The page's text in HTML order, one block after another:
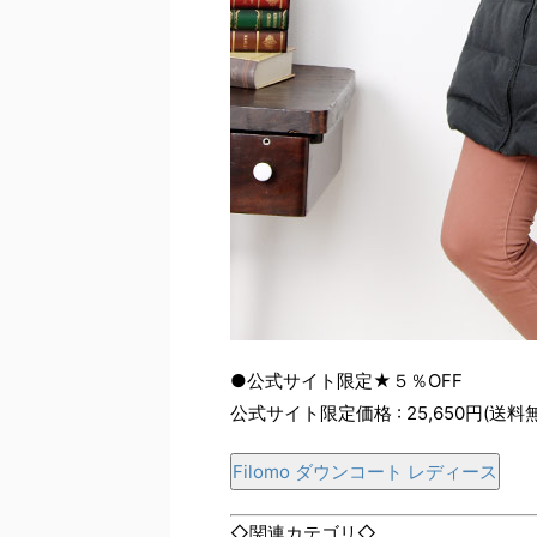
●公式サイト限定★５％OFF
公式サイト限定価格 : 25,650円(送料
Filomo ダウンコート レディース